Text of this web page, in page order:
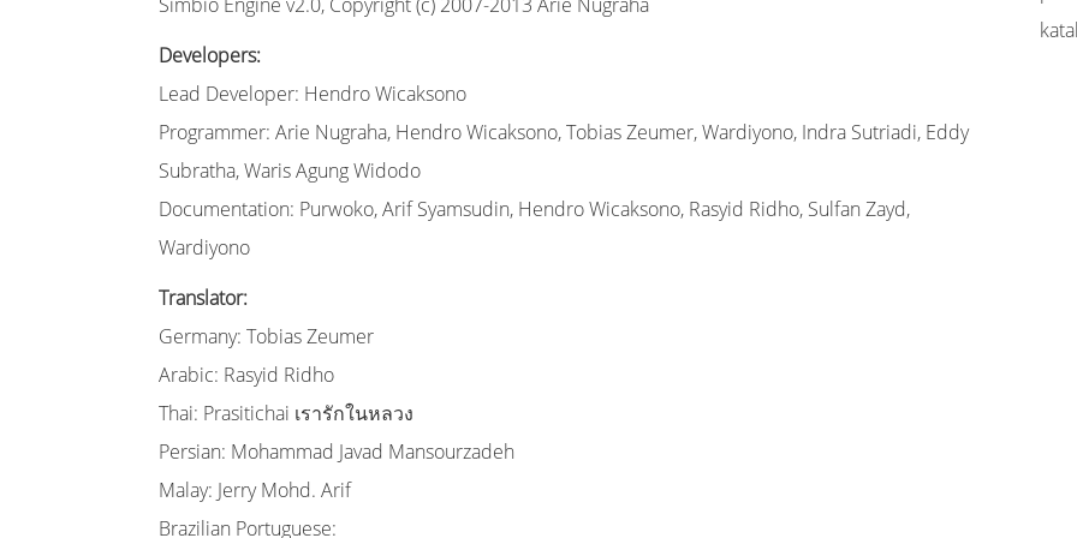
Developers:
Lead Developer: Hendro Wicaksono
Programmer: Arie Nugraha, Hendro Wicaksono, Tobias Zeumer, Wardiyono, Indra Sutriadi, Eddy
Subratha, Waris Agung Widodo
Documentation: Purwoko, Arif Syamsudin, Hendro Wicaksono, Rasyid Ridho, Sulfan Zayd,
Wardiyono
Translator:
Germany: Tobias Zeumer
Arabic: Rasyid Ridho
Thai: Prasitichai เรารักในหลวง
Persian: Mohammad Javad Mansourzadeh
Malay: Jerry Mohd. Arif
Brazilian Portuguese: